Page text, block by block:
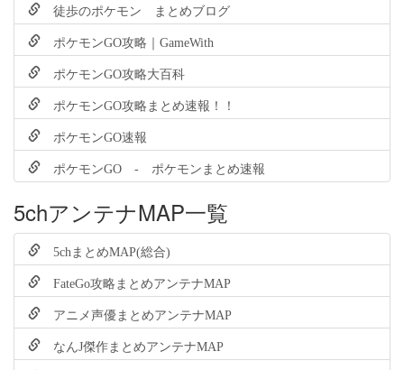
徒歩のポケモン まとめブログ
ポケモンGO攻略｜GameWith
ポケモンGO攻略大百科
ポケモンGO攻略まとめ速報！！
ポケモンGO速報
ポケモンGO - ポケモンまとめ速報
5chアンテナMAP一覧
5chまとめMAP(総合)
FateGo攻略まとめアンテナMAP
アニメ声優まとめアンテナMAP
なんJ傑作まとめアンテナMAP